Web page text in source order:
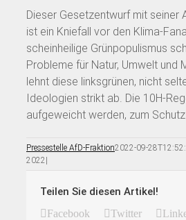
Dieser Gesetzentwurf mit seiner
ist ein Kniefall vor den Klima-
scheinheilige Grünpopulismus
Probleme für Natur, Umwelt und
lehnt diese linksgrünen, nicht
Ideologien strikt ab. Die 10H-
aufgeweicht werden, zum
Pressestelle AfD-Fraktion2022-09-
2022 |
Teilen Sie diesen Artikel!
Facebook Twitter